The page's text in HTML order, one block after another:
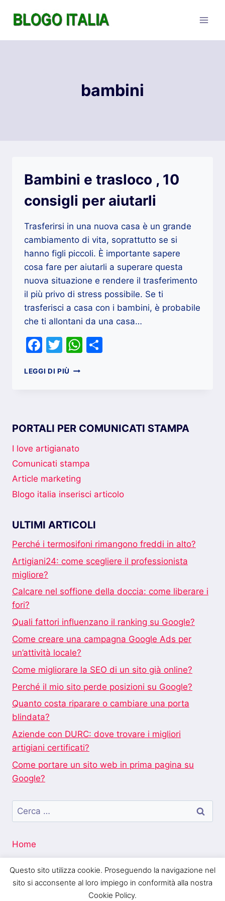
bambini
Bambini e trasloco , 10
consigli per aiutarli
Trasferirsi in una nuova casa è un grande
cambiamento di vita, soprattutto se si
hanno figli piccoli. È importante sapere
cosa fare per aiutarli a superare questa
nuova situazione e rendere il trasferimento
il più privo di stress possibile. Se ti
trasferisci a casa con i bambini, è probabile
che ti allontani da una casa…
Facebook
TwitterWhatsApp
LEGGI DI PIÙ BAMBINI
PER
PORTALI PER COMUNICATI STAMPA
I love artigianato
Comunicati stampa
Article marketing
Blogo italia inserisci articolo
ULTIMI ARTICOLI
Perché i termosifoni rimangono freddi in alto?
Artigiani24: come scegliere il professionista
migliore?
Calcare nel soffione della doccia: come liberare i
fori?
Quali fattori influenzano il ranking su Google?
Come creare una campagna Google Ads per
un’attività locale?
Come migliorare la SEO di un sito già online?
Perché il mio sito perde posizioni su Google?
Quanto costa riparare o cambiare una porta
blindata?
Aziende con DURC: dove trovare i migliori
artigiani certificati?
Come portare un sito web in prima pagina su
Google?
Ricerca
per:
Home
Blogo Italia
Questo sito utilizza cookie. Proseguendo la navigazione nel
sito si acconsente al loro impiego in conformità alla nostra
Cookie Policy.